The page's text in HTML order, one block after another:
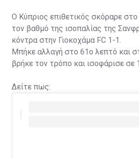
Ο Κύπριος επιθετικός σκόραρε
τον βαθμό της ισοπαλίας της
κόντρα στην Γιοκοχάμα FC 1-1.
Μπήκε αλλαγή στο 61ο λεπτό και
βρήκε τον τρόπο και ισοφάρισε σε
Δείτε πως: